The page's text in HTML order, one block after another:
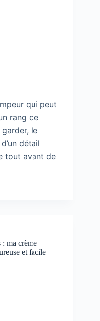
qui peut
rang de
garder, le
détail
tout avant de
: ma crème
et facile